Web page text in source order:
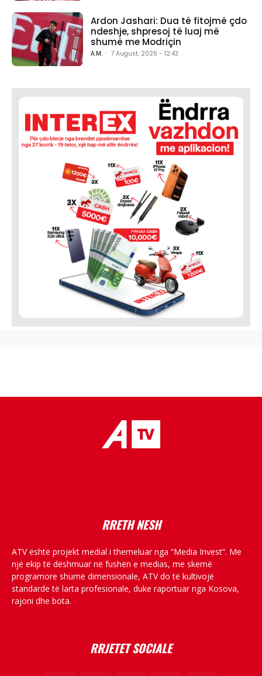
Ardon Jashari: Dua të fitojmë çdo
ndeshje, shpresoj të luaj më
shumë me Modriçin
A.M. - 7 August, 2026 - 12:43
RRETH NESH
ATV është projekt medial i themeluar nga “Media Invest”. Me
një ekip të dëshmuar në fushën e medias, me skemë
programore shumë dimensionale, ATV do të kultivojë
standarde të larta profesionale, duke raportuar nga Kosova,
rajoni dhe bota.
RRJETET SOCIALE